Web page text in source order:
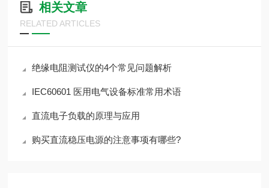
相关文章
RELATED ARTICLES
绝缘电阻测试仪的4个常见问题解析
IEC60601 医用电气设备标准常用术语
直流电子负载的原理与应用
购买直流稳压电源的注意事项有哪些?